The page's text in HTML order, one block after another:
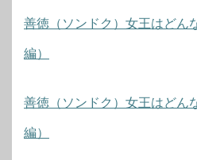
善徳（ソンドク）女王はどん
編）
善徳（ソンドク）女王はどん
編）